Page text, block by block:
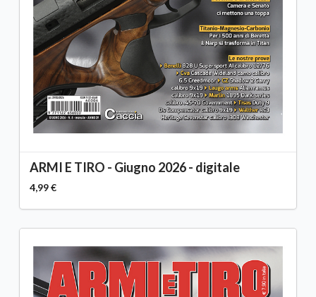
ARMI E TIRO - Giugno 2026 - digitale
4,99 €